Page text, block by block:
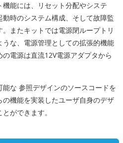
能には、リセット分配やシステ
時のシステム構成、そして故障監
またキットでは電源閉ループトリ
な、電源管理としての拡張的機能
電源は直流12V電源アダプタから
な 参照デザインのソースコードを
機能を実装したユーザ自身のデザ
ができます。